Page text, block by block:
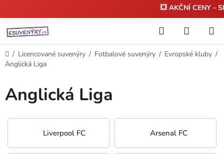
na
obsah
💥 AKČNÍ CENY -
Hledat
KOŠÍK
Domů
/ Licencované suvenýry / Fotbalové suvenýry / Evropské kluby /
Anglická Liga
Anglická Liga
Liverpool FC Arsenal FC